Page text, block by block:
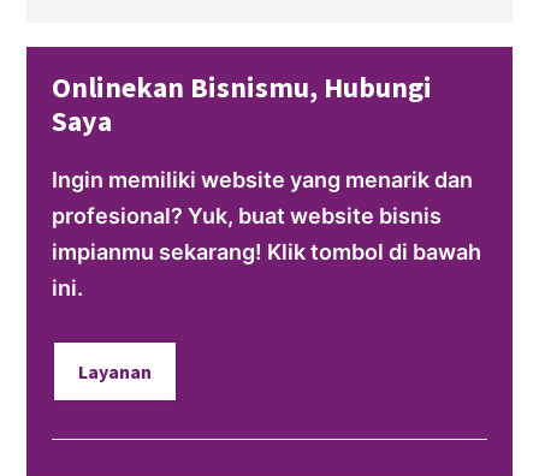
Onlinekan Bisnismu, Hubungi
Saya
Ingin memiliki website yang menarik dan
profesional? Yuk, buat website bisnis
impianmu sekarang! Klik tombol di bawah
ini.
Layanan